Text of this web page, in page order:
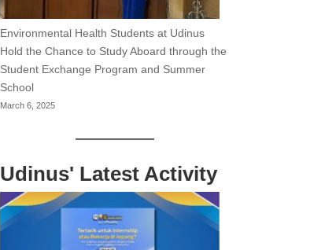
Environmental Health Students at Udinus
Hold the Chance to Study Aboard through the
Student Exchange Program and Summer
School
March 6, 2025
Udinus' Latest Activity